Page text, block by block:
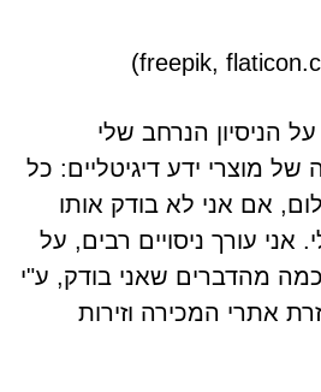
הניסיון הנרחב שלי
של מוצרי ידע דיגיטליים: כל
אם אני לא בודק אותו
עורך ניסויים רבים, על
מהדברים שאני בודק, ע"י
אתרי המכירה וזירות